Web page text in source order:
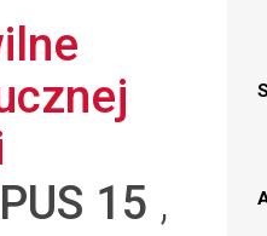
15 ,